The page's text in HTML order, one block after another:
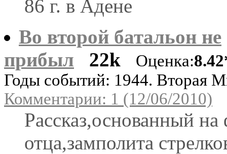
86 г. в Адене
Во второй батальон не
прибыл
22k Оценка:
Годы событий: 1944. Вторая
Комментарии: 1 (12/06/2010)
Рассказ,основанный
отца,замполита